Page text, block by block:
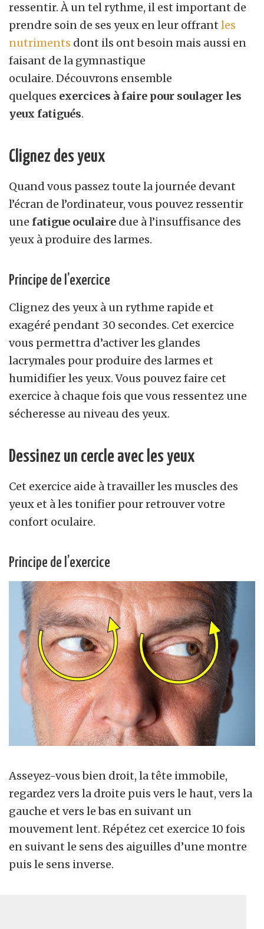
ressentir. À un tel rythme, il est important de
prendre soin de ses yeux en leur offrant les
nutriments dont ils ont besoin mais aussi en
faisant de la gymnastique
oculaire. Découvrons ensemble
quelques exercices à faire pour soulager les
yeux fatigués.
Clignez des yeux
Quand vous passez toute la journée devant
l’écran de l’ordinateur, vous pouvez ressentir
une fatigue oculaire due à l’insuffisance des
yeux à produire des larmes.
Principe de l’exercice
Clignez des yeux à un rythme rapide et
exagéré pendant 30 secondes. Cet exercice
vous permettra d’activer les glandes
lacrymales pour produire des larmes et
humidifier les yeux. Vous pouvez faire cet
exercice à chaque fois que vous ressentez une
sécheresse au niveau des yeux.
Dessinez un cercle avec les yeux
Cet exercice aide à travailler les muscles des
yeux et à les tonifier pour retrouver votre
confort oculaire.
Principe de l’exercice
Asseyez-vous bien droit, la tête immobile,
regardez vers la droite puis vers le haut, vers la
gauche et vers le bas en suivant un
mouvement lent. Répétez cet exercice 10 fois
en suivant le sens des aiguilles d’une montre
puis le sens inverse.